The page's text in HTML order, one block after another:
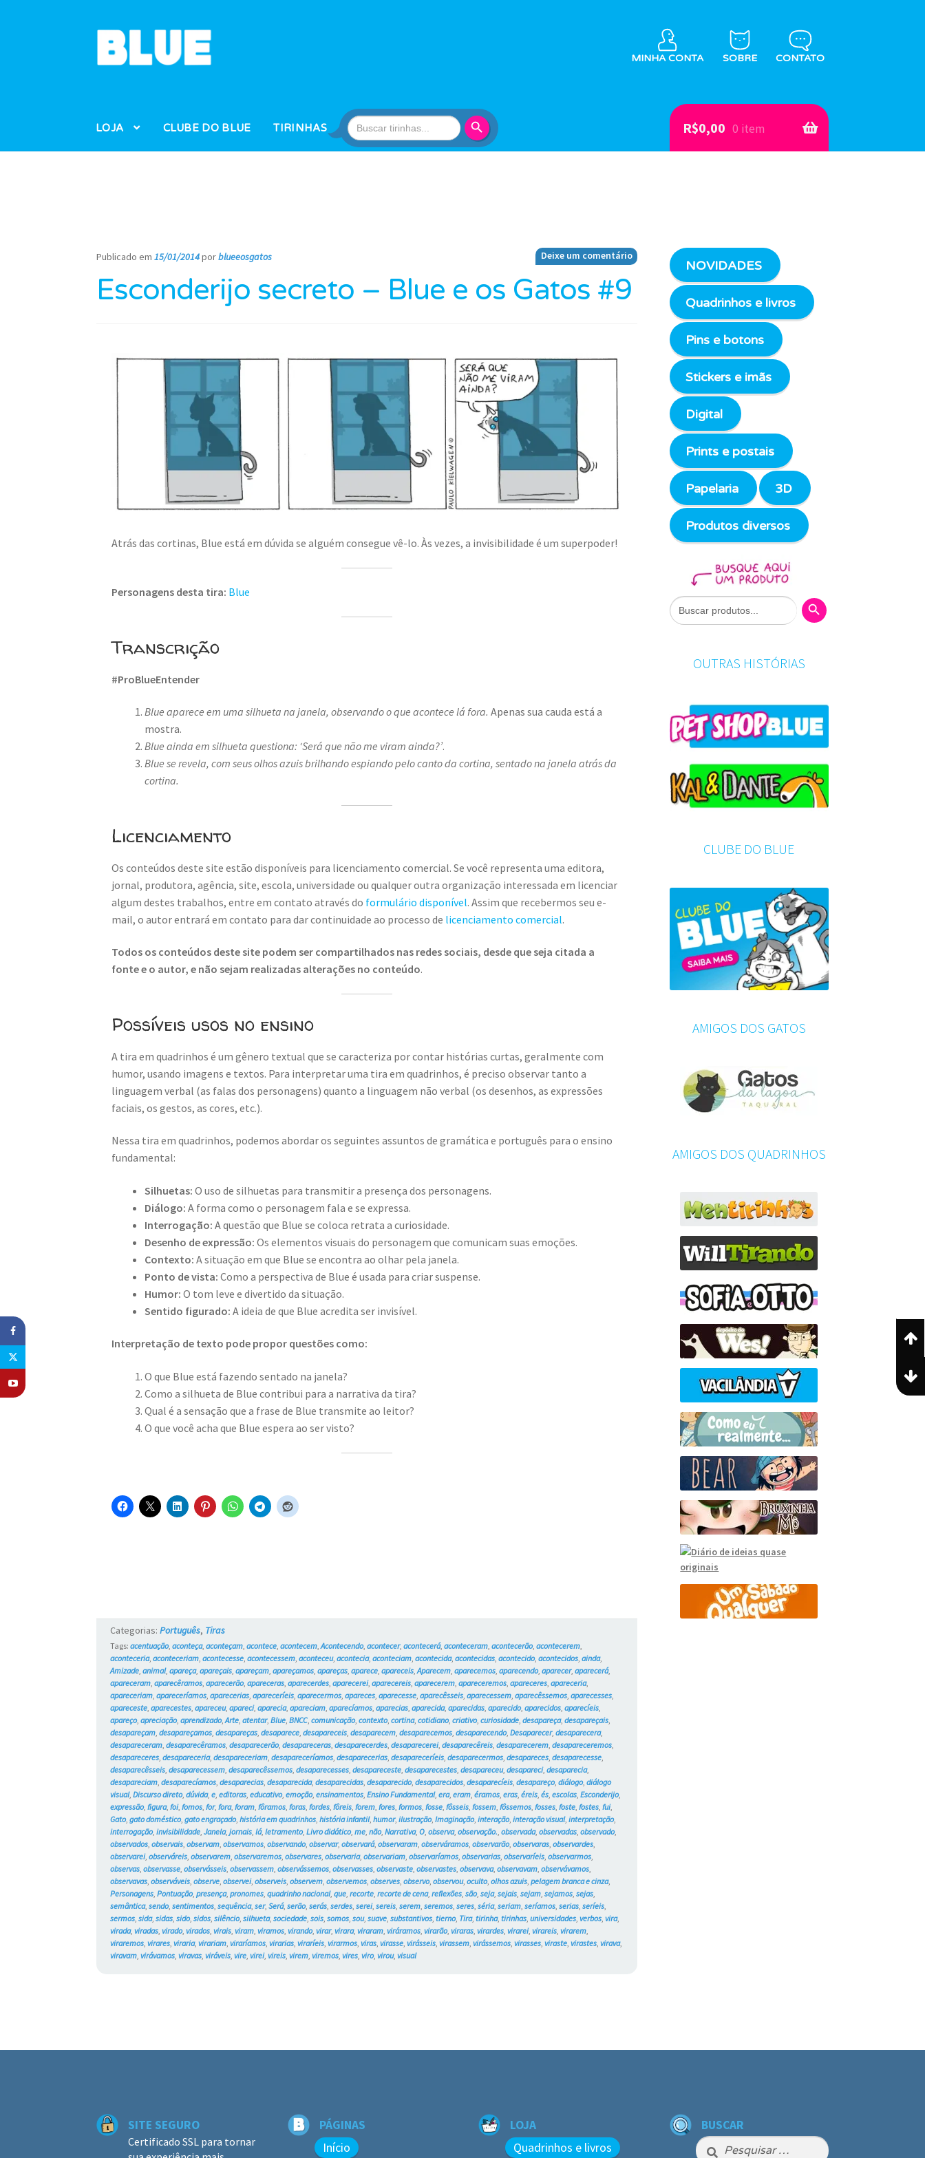
Pular
para
Pular
para
MINHA CONTA SOBRE CONTATO
LOJA CLUBE DO BLUE TIRINHAS
Search
for:
R$0,00 0 item
Publicado em15/01/2014porblueeosgatos Deixe um comentário
Esconderijo secreto – Blue e os Gatos #9
Atrás das cortinas, Blue está em dúvida se alguém consegue vê-lo. Às vezes, a invisibilidade é um superpoder!
Personagens desta tira: Blue
Transcrição
#ProBlueEntender
Blue aparece em uma silhueta na janela, observando o que acontece lá fora. Apenas sua cauda está a
mostra.
Blue ainda em silhueta questiona: ‘Será que não me viram ainda?’.
Blue se revela, com seus olhos azuis brilhando espiando pelo canto da cortina, sentado na janela atrás da
cortina.
Licenciamento
Os conteúdos deste site estão disponíveis para licenciamento comercial. Se você representa uma editora,
jornal, produtora, agência, site, escola, universidade ou qualquer outra organização interessada em licenciar
algum destes trabalhos, entre em contato através do formulário disponível. Assim que recebermos seu e-
mail, o autor entrará em contato para dar continuidade ao processo de licenciamento comercial.
Todos os conteúdos deste site podem ser compartilhados nas redes sociais, desde que seja citada a
fonte e o autor, e não sejam realizadas alterações no conteúdo.
Possíveis usos no ensino
A tira em quadrinhos é um gênero textual que se caracteriza por contar histórias curtas, geralmente com
humor, usando imagens e textos. Para interpretar uma tira em quadrinhos, é preciso observar tanto a
linguagem verbal (as falas dos personagens) quanto a linguagem não verbal (os desenhos, as expressões
faciais, os gestos, as cores, etc.).
Nessa tira em quadrinhos, podemos abordar os seguintes assuntos de gramática e português para o ensino
fundamental:
Silhuetas: O uso de silhuetas para transmitir a presença dos personagens.
Diálogo: A forma como o personagem fala e se expressa.
Interrogação: A questão que Blue se coloca retrata a curiosidade.
Desenho de expressão: Os elementos visuais do personagem que comunicam suas emoções.
Contexto: A situação em que Blue se encontra ao olhar pela janela.
Ponto de vista: Como a perspectiva de Blue é usada para criar suspense.
Humor: O tom leve e divertido da situação.
Sentido figurado: A ideia de que Blue acredita ser invisível.
Interpretação de texto pode propor questões como:
O que Blue está fazendo sentado na janela?
Como a silhueta de Blue contribui para a narrativa da tira?
Qual é a sensação que a frase de Blue transmite ao leitor?
O que você acha que Blue espera ao ser visto?
Categorias:Português, Tiras
Tags:acentuação,aconteça,aconteçam,acontece,acontecem,Acontecendo,acontecer,acontecerá,aconteceram,acontecerão,acontecerem,
aconteceria,aconteceriam,acontecesse,acontecessem,aconteceu,acontecia,aconteciam,acontecida,acontecidas,acontecido,acontecidos,ainda,
Amizade,animal,apareça,apareçais,apareçam,apareçamos,apareças,aparece,apareceis,Aparecem,aparecemos,aparecendo,aparecer,aparecerá,
apareceram,aparecêramos,aparecerão,apareceras,aparecerdes,aparecerei,aparecereis,aparecerem,apareceremos,apareceres,apareceria,
apareceriam,apareceríamos,aparecerias,apareceríeis,aparecermos,apareces,aparecesse,aparecêsseis,aparecessem,aparecêssemos,aparecesses,
apareceste,aparecestes,apareceu,apareci,aparecia,apareciam,aparecíamos,aparecias,aparecida,aparecidas,aparecido,aparecidos,aparecíeis,
apareço,apreciação,aprendizado,Arte,atentar,Blue,BNCC,comunicação,contexto,cortina,cotidiano,criativo,curiosidade,desapareça,desapareçais,
desapareçam,desapareçamos,desapareças,desaparece,desapareceis,desaparecem,desaparecemos,desaparecendo,Desaparecer,desaparecera,
desapareceram,desaparecêramos,desaparecerão,desapareceras,desaparecerdes,desaparecerei,desaparecêreis,desaparecerem,desapareceremos,
desapareceres,desapareceria,desapareceriam,desapareceríamos,desaparecerias,desapareceríeis,desaparecermos,desapareces,desaparecesse,
desaparecêsseis,desaparecessem,desaparecêssemos,desaparecesses,desapareceste,desaparecestes,desapareceu,desapareci,desaparecia,
desapareciam,desaparecíamos,desaparecias,desaparecida,desaparecidas,desaparecido,desaparecidos,desaparecíeis,desapareço,diálogo,diálogo
visual,Discurso direto,dúvida,e,editoras,educativo,emoção,ensinamentos,Ensino Fundamental,era,eram,éramos,eras,éreis,és,escolas,Esconderijo,
expressão,figura,foi,fomos,for,fora,foram,fôramos,foras,fordes,fôreis,forem,fores,formos,fosse,fôsseis,fossem,fôssemos,fosses,foste,fostes,fui,
Gato,gato doméstico,gato engraçado,história em quadrinhos,história infantil,humor,ilustração,Imaginação,interação,interação visual,interpretação,
interrogação,invisibilidade,Janela,jornais,lá,letramento,Livro didático,me,não,Narrativa,O,observa,observação.,observada,observadas,observado,
observados,observais,observam,observamos,observando,observar,observará,observaram,observáramos,observarão,observaras,observardes,
observarei,observáreis,observarem,observaremos,observares,observaria,observariam,observaríamos,observarias,observaríeis,observarmos,
observas,observasse,observásseis,observassem,observássemos,observasses,observaste,observastes,observava,observavam,observávamos,
observavas,observáveis,observe,observei,observeis,observem,observemos,observes,observo,observou,oculto,olhos azuis,pelagem branca e cinza,
Personagens,Pontuação,presença,pronomes,quadrinho nacional,que,recorte,recorte de cena,reflexões,são,seja,sejais,sejam,sejamos,sejas,
semântica,sendo,sentimentos,sequência,ser,Será,serão,serás,serdes,serei,sereis,serem,seremos,seres,séria,seriam,seríamos,serias,seríeis,
sermos,sida,sidas,sido,sidos,silêncio,silhueta,sociedade,sois,somos,sou,suave,substantivos,tierno, Tira,tirinha,tirinhas,universidades,verbos,vira,
virada,viradas,virado,virados,virais,viram,viramos,virando,virar,virara,viraram,viráramos,virarão,viraras,virardes,virarei,virareis,virarem,
viraremos,virares,viraria,virariam,viraríamos,virarias,viraríeis,virarmos,viras,virasse,virásseis,virassem,virássemos,virasses,viraste,virastes,virava,
viravam,virávamos,viravas,viráveis,vire,virei,vireis,virem,viremos,vires,viro,virou,visual
NOVIDADES
Quadrinhos e livros
Pins e botons
Stickers e imãs
Digital
Prints e postais
Papelaria 3D
Produtos diversos
Search
for:
Search Button
OUTRAS HISTÓRIAS
CLUBE DO BLUE
AMIGOS DOS GATOS
AMIGOS DOS QUADRINHOS
SITE SEGURO
Certificado SSL para tornar
PÁGINAS
Início
LOJA
Quadrinhos e livros
BUSCAR
Pesquisar